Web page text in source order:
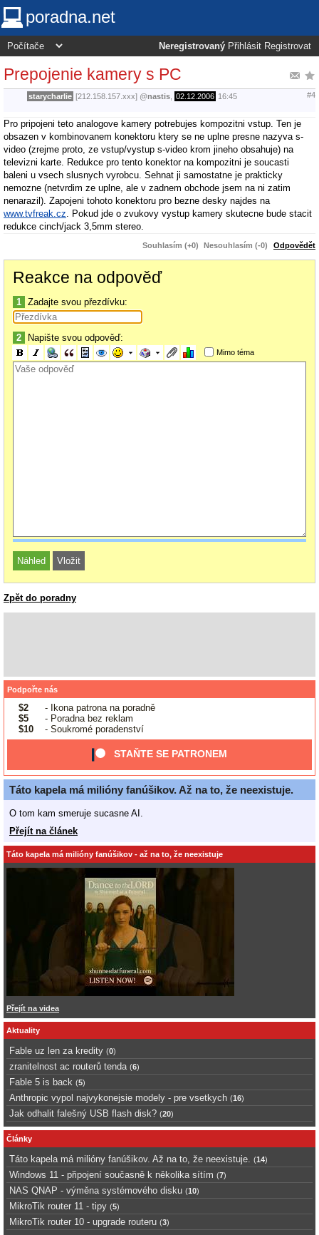
poradna.net
Neregistrovaný Přihlásit Registrovat
Prepojenie kamery s PC
starycharlie [212.158.157.xxx] @nastis 02.12.2006 16:45 #4
Pro pripojeni teto analogove kamery potrebujes kompozitni vstup. Ten je
obsazen v kombinovanem konektoru ktery se ne uplne presne nazyva s-
video (zrejme proto, ze vstup/vystup s-video krom jineho obsahuje) na
televizni karte. Redukce pro tento konektor na kompozitni je soucasti
baleni u vsech slusnych vyrobcu. Sehnat ji samostatne je prakticky
nemozne (netvrdim ze uplne, ale v zadnem obchode jsem na ni zatim
nenarazil). Zapojeni tohoto konektoru pro bezne desky najdes na
www.tvfreak.cz . Pokud jde o zvukovy vystup kamery skutecne bude stacit
redukce cinch/jack 3,5mm stereo.
Souhlasím (+0) Nesouhlasím (-0) Odpovědět
Reakce na odpověď
1 Zadajte svou přezdívku:
2 Napište svou odpověď:
Mimo téma
Zpět do poradny
Podpořte nás
$2
- Ikona patrona na poradně
$5
- Poradna bez reklam
$10
- Soukromé poradenství
STAŇTE SE PATRONEM
Táto kapela má milióny fanúšikov. Až na to, že neexistuje.
O tom kam smeruje sucasne AI.
Přejít na článek
Táto kapela má milióny fanúšikov - až na to, že neexistuje
Přejít na videa
Aktuality
Fable uz len za kredity (0)
zranitelnost ac routerů tenda (6)
Fable 5 is back (5)
Anthropic vypol najvykonejsie modely - pre vsetkych (16)
Jak odhalit falešný USB flash disk? (20)
Články
Táto kapela má milióny fanúšikov. Až na to, že neexistuje. (14)
Windows 11 - připojení současně k několika sítím (7)
NAS QNAP - výměna systémového disku (10)
MikroTik router 11 - tipy (5)
MikroTik router 10 - upgrade routeru (3)